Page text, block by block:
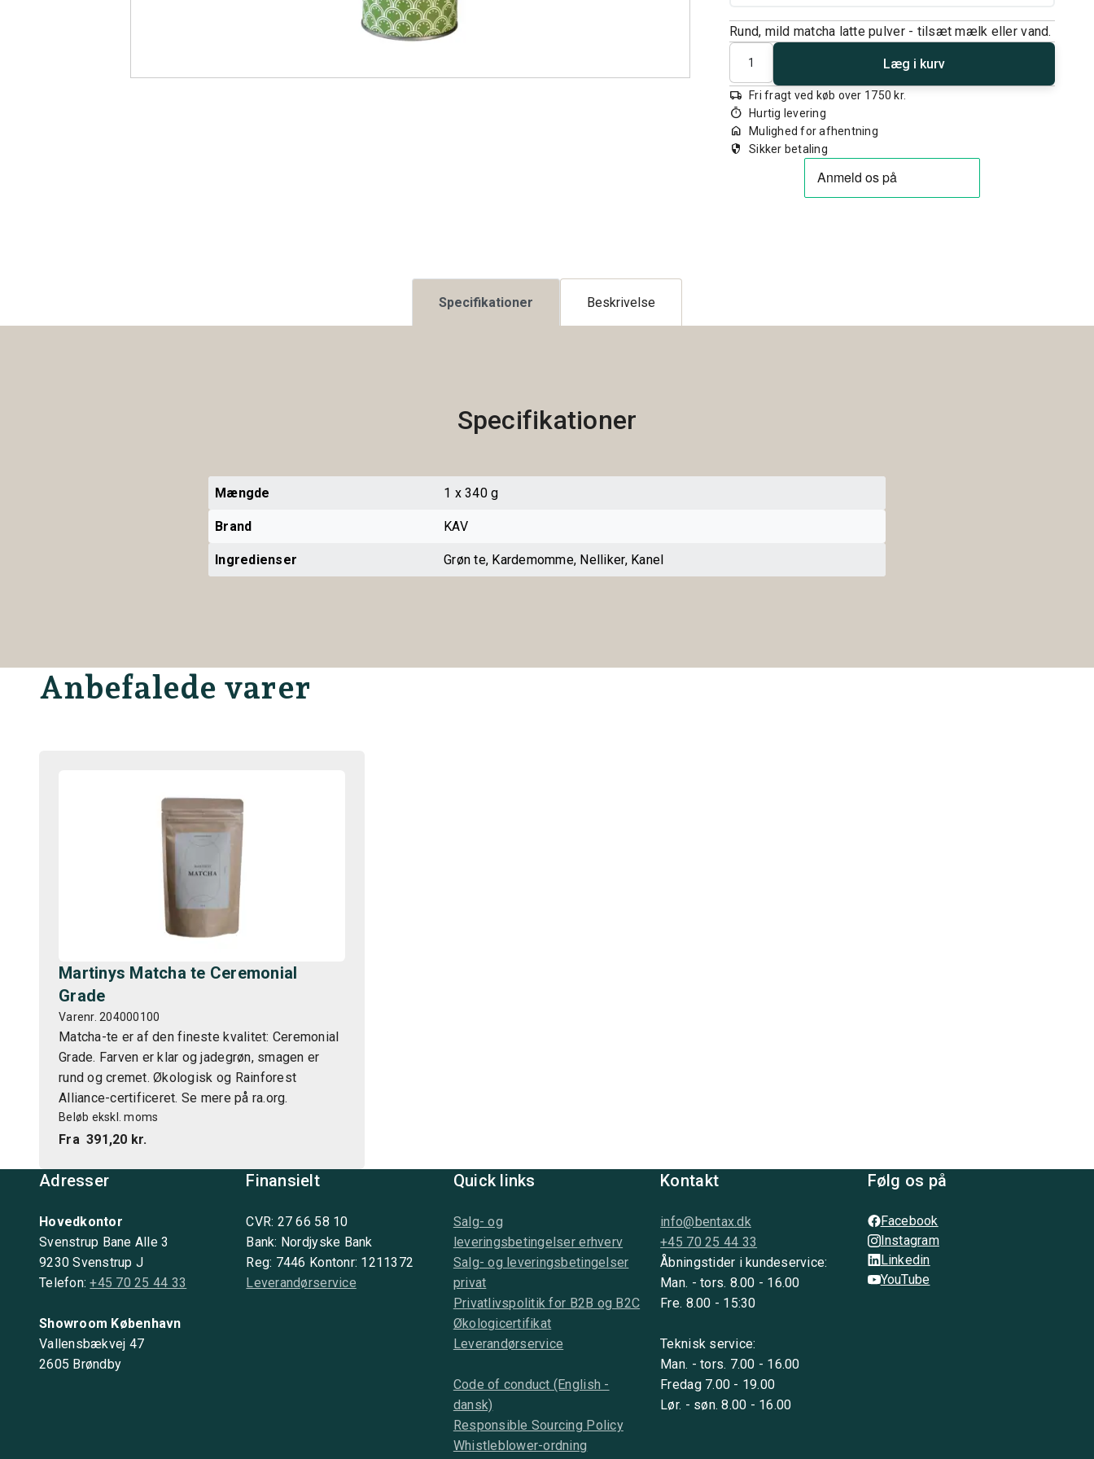
Rund, mild matcha latte pulver - tilsæt mælk eller vand.
Antal
Læg i kurv
local_shipping Fri fragt ved køb over 1750 kr.
timer Hurtig levering
home Mulighed for afhentning
security Sikker betaling
Specifikationer Beskrivelse
Specifikationer
Mængde 1 x 340 g
Brand KAV
Ingredienser Grøn te, Kardemomme, Nelliker, Kanel
Anbefalede varer
Martinys Matcha te Ceremonial
Grade
Varenr. 204000100
Matcha-te er af den fineste kvalitet: Ceremonial
Grade. Farven er klar og jadegrøn, smagen er
rund og cremet. Økologisk og Rainforest
Alliance-certificeret. Se mere på ra.org.
Beløb ekskl. moms
Fra 391,20 kr.
Adresser
Hovedkontor
Svenstrup Bane Alle 3
9230 Svenstrup J
Telefon:+45 70 25 44 33
Showroom København
Vallensbækvej 47
2605 Brøndby
Finansielt
CVR: 27 66 58 10
Bank: Nordjyske Bank
Reg: 7446 Kontonr: 1211372
Leverandørservice
Quick links
Salg- og
leveringsbetingelser erhverv
Salg- og leveringsbetingelser
privat
Privatlivspolitik for B2B og B2C
Økologicertifikat
Leverandørservice
Code of conduct (English -
dansk)
Responsible Sourcing Policy
Whistleblower-ordning
Kontakt
info@bentax.dk
+45 70 25 44 33
Åbningstider i kundeservice:
Man. - tors. 8.00 - 16.00
Fre. 8.00 - 15:30
Teknisk service:
Man. - tors. 7.00 - 16.00
Fredag 7.00 - 19.00
Lør. - søn. 8.00 - 16.00
Følg os på
Facebook
Instagram
Linkedin
YouTube